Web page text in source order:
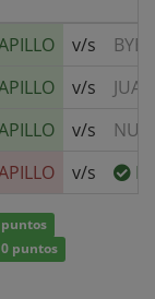
v/s
BYE
v/s
v/s
v/s
puntos
puntos